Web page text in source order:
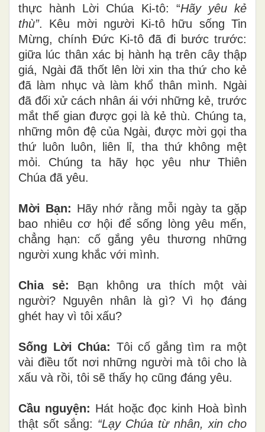
thực hành Lời Chúa Ki-tô: “Hãy yêu kẻ
thù”. Kêu mời người Ki-tô hữu sống Tin
Mừng, chính Đức Ki-tô đã đi bước trước:
giữa lúc thân xác bị hành hạ trên cây thập
giá, Ngài đã thốt lên lời xin tha thứ cho kẻ
đã làm nhục và làm khổ thân mình. Ngài
đã đối xử cách nhân ái với những kẻ, trước
mắt thế gian được gọi là kẻ thù. Chúng ta,
những môn đệ của Ngài, được mời gọi tha
thứ luôn luôn, liên lỉ, tha thứ không mệt
mỏi. Chúng ta hãy học yêu như Thiên
Chúa đã yêu.
Mời Bạn: Hãy nhớ rằng mỗi ngày ta gặp
bao nhiêu cơ hội để sống lòng yêu mến,
chẳng hạn: cố gắng yêu thương những
người xung khắc với mình.
Chia sẻ: Bạn không ưa thích một vài
người? Nguyên nhân là gì? Vì họ đáng
ghét hay vì tôi xấu?
Sống Lời Chúa: Tôi cố gắng tìm ra một
vài điều tốt nơi những người mà tôi cho là
xấu và rồi, tôi sẽ thấy họ cũng đáng yêu.
Cầu nguyện: Hát hoặc đọc kinh Hoà bình
thật sốt sắng: “Lạy Chúa từ nhân, xin cho